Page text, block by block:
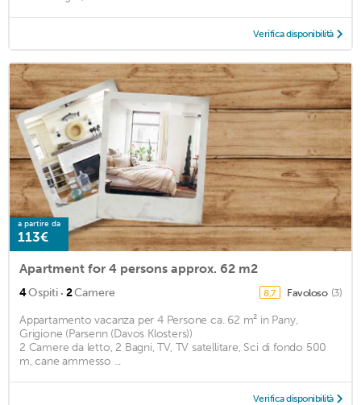
Verifica disponibilità
a partire da
113€
Apartment for 4 persons approx. 62 m2
4Ospiti · 2Camere 8,7 Favoloso (3)
Appartamento vacanza per 4 Persone ca. 62 m² in Pany,
Grigione (Parsenn (Davos Klosters))
2 Camere da letto, 2 Bagni, TV, TV satellitare, Sci di fondo 500
m, cane ammesso ...
Verifica disponibilità